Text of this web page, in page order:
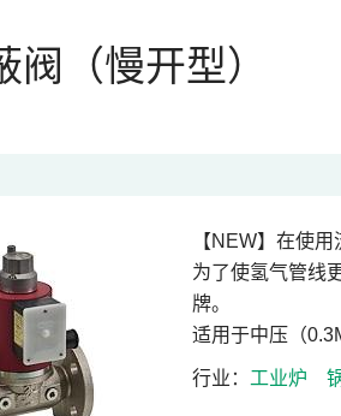
（慢开型）
【NEW】在使
为了使氢气管线
牌。
适用于中压（
行业 工业炉